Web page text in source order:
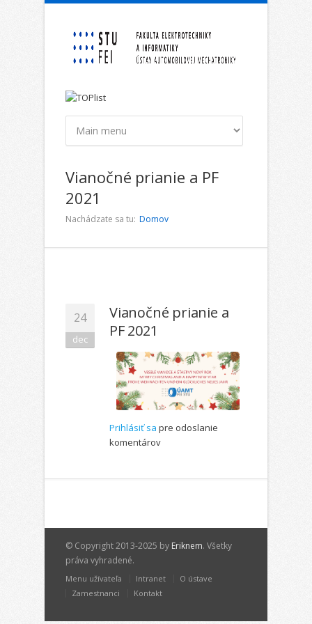
Skočiť na hlavný obsah
Vianočné prianie a PF
2021
Nachádzate sa tu: Domov
24
dec
Vianočné prianie a
PF 2021
Prihlásiť sa pre odoslanie
komentárov
© Copyright 2013-2025 by Eriknem. Všetky
práva vyhradené.
Menu užívateľa Intranet
O ústave
Zamestnanci
Kontakt